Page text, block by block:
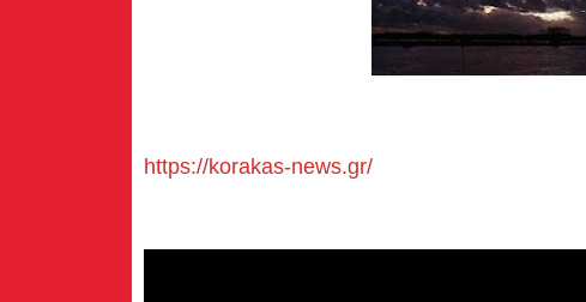
https://korakas-news.gr/